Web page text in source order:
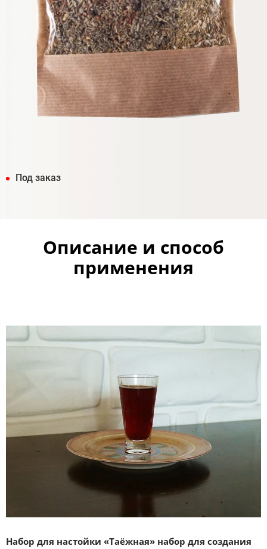
Под заказ
Описание и способ
применения
Набор для настойки «Таёжная» набор для создания